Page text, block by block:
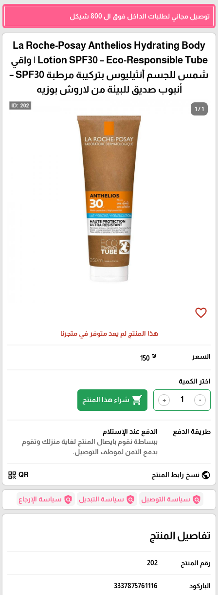
توصيل مجاني لطلبات الداخل فوق ال 800 شيكل
La Roche-Posay Anthelios Hydrating Body
Lotion SPF30 – Eco-Responsible Tube | واقي
شمس للجسم أنثيليوس بتركيبة مرطبة SPF30 –
أنبوب صديق للبيئة من لاروش بوزيه
1 / 1
favorite_border
هذا المنتج لم يعد متوفر في متجرنا
السعر 150 ₪
اختر الكمية
-
+
shopping_cart شراء هذا المنتج
طريقة الدفع
الدفع عند الإستلام
ببساطة نقوم بايصال المنتج لغاية منزلك وتقوم
بدفع الثمن لموظف التوصيل.
public نسخ رابط المنتج QR
qr_code
policy سياسة التوصيل policy سياسة التبديل policy سياسة الإرجاع
تفاصيل المنتج
رقم المنتج 202
الباركود 3337875761116